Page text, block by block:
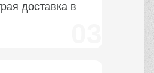
доставка в